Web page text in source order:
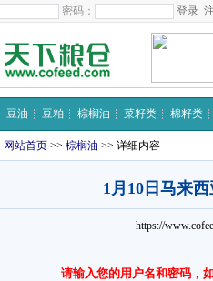
密码：
豆油 豆粕 棕榈油 菜籽类 棉籽类
网站首页 >> 棕榈油 >> 详细内容
1月10日马来
https://
请输入您的用户名和密码，